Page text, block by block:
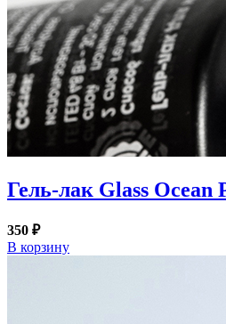
Гель-лак Glass Ocean
350 ₽
В корзину